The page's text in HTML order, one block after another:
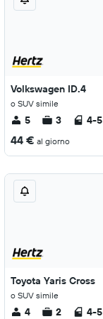
Volkswagen ID.4
o SUV simile
5 3 4-5
44 € al giorno
Toyota Yaris Cross
o SUV simile
4 2 4-5